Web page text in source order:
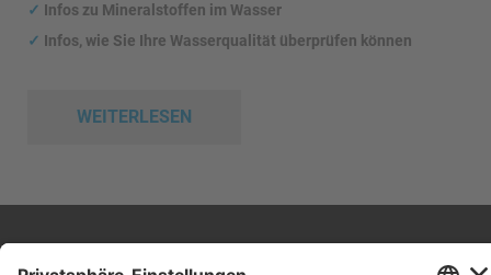
✓ Infos zu Mineralstoffen im Wasser
✓ Infos, wie Sie Ihre Wasserqualität überprüfen können
WEITERLESEN